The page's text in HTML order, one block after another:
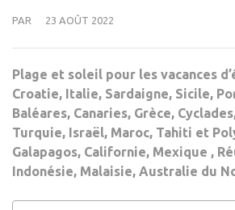
PAR 23 AOÛT 2022
Plage et soleil pour les vacances
Croatie, Italie, Sardaigne, Sicile,
Baléares, Canaries, Grèce,
Turquie, Israël, Maroc, Tahiti et
Galapagos, Californie, Mexique ,
Indonésie, Malaisie, Australie du